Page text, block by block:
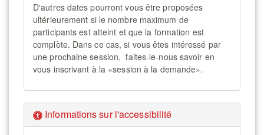
D'autres dates pourront vous être proposées
ultérieurement si le nombre maximum de
participants est atteint et que la formation est
complète. Dans ce cas, si vous êtes intéressé par
une prochaine session, faites-le-nous savoir en
vous inscrivant à la «session à la demande».
Informations sur l'accessibilité